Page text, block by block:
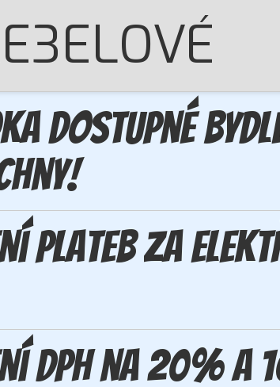
dostupné
plateb za
DPH na 20% a